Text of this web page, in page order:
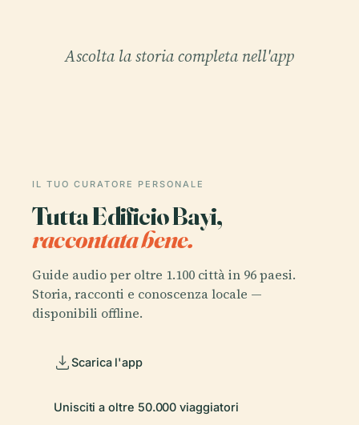
Ascolta la storia completa nell'app
IL TUO CURATORE PERSONALE
Tutta Edificio Bayi,
raccontata bene.
Guide audio per oltre 1.100 città in 96 paesi.
Storia, racconti e conoscenza locale —
disponibili offline.
Scarica l'app
Unisciti a oltre 50.000 viaggiatori